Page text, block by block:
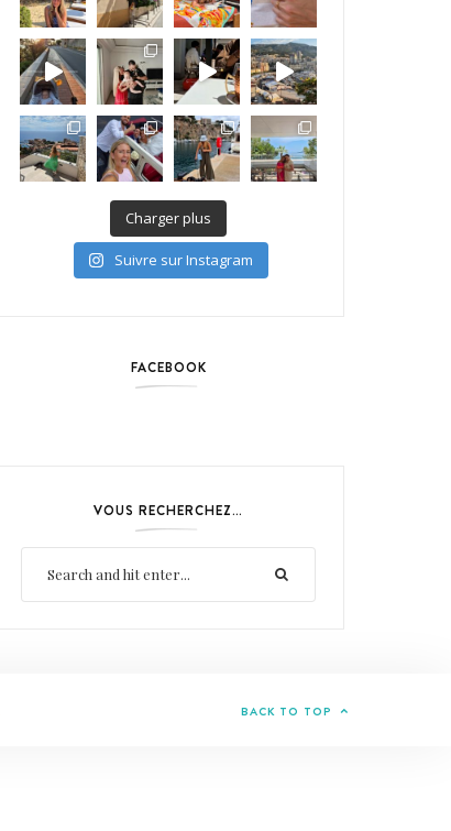
Charger plus
Suivre sur Instagram
FACEBOOK
VOUS RECHERCHEZ…
BACK TO TOP